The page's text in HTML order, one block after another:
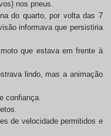
nos pneus.
do quarto, por volta das 7
informava que persistiria
que estava em frente à
lindo, mas a animação
confiança.
de velocidade permitidos e